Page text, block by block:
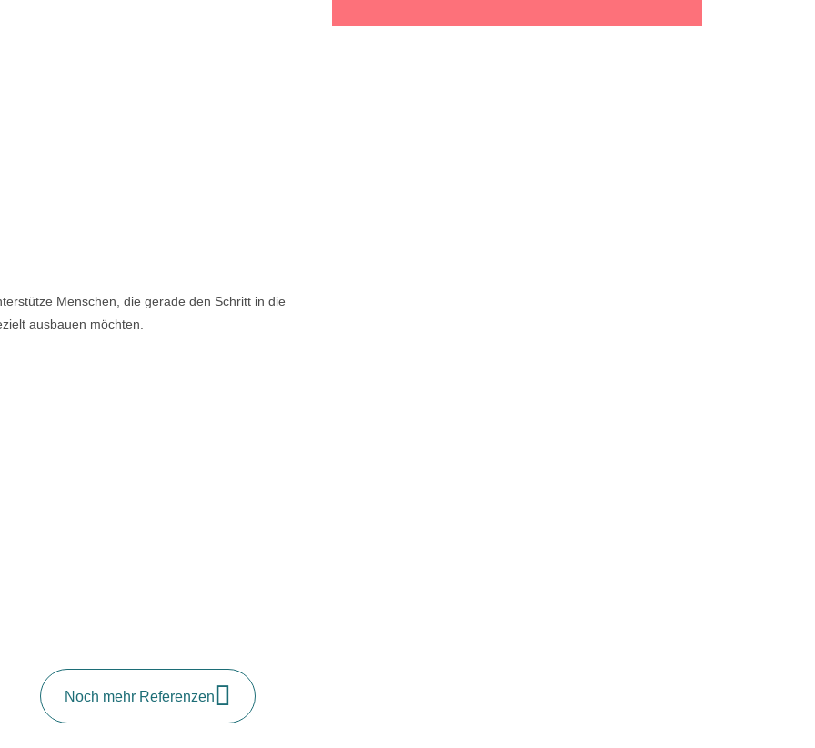
Menschen, die gerade den Schritt in die
ausbauen möchten.
Noch mehr Referenzen